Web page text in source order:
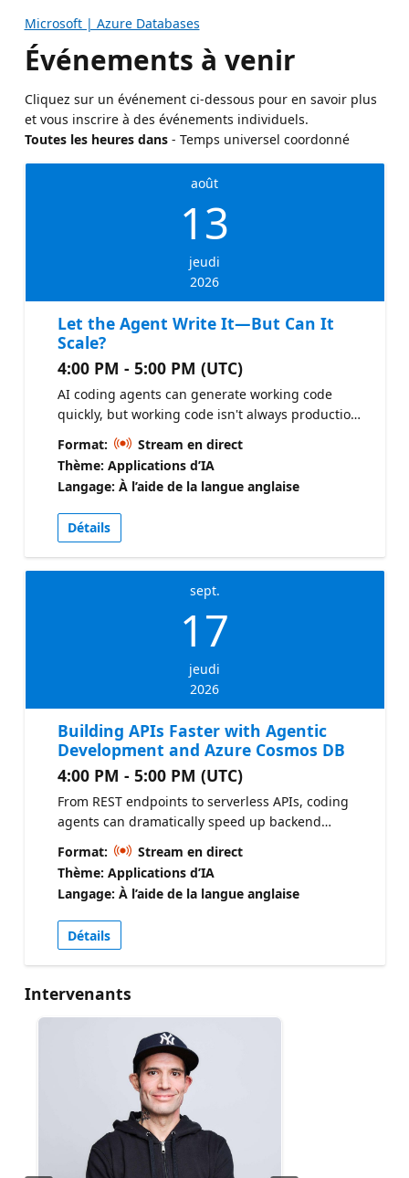
Microsoft | Azure Databases
Événements à venir
Cliquez sur un événement ci-dessous pour en savoir plus
et vous inscrire à des événements individuels.
Toutes les heures dans - Temps universel coordonné
août
13
jeudi
2026
Let the Agent Write It—But Can It
Scale?
4:00 PM - 5:00 PM (UTC)
AI coding agents can generate working code
quickly, but working code isn't always production-
ready code. This session focuses on reviewing
agent-generated Azure Cosmos DB code for
scalability, RU efficiency, indexing strategy, and
long-term maintainability. Check out the
CosmosDB Agent Kit Azure Cosmos DB Design
Pattern Samples Azure Cosmos DB Agent Kit for
AI coding assistants
Format:
Stream en direct
Thème: Applications d’IA
Langage: À l’aide de la langue anglaise
Détails
sept.
17
jeudi
2026
Building APIs Faster with Agentic
Development and Azure Cosmos DB
4:00 PM - 5:00 PM (UTC)
From REST endpoints to serverless APIs, coding
agents can dramatically speed up backend
development. This session demonstrates how to
use an agent to scaffold APIs, integrate Azure
Cosmos DB SDKs, implement CRUD operations,
and refine the architecture for real-world use.
Check out the CosmosDB Agent Kit Azure Cosmos
DB Agent Kit for AI coding assistants
Format:
Stream en direct
Thème: Applications d’IA
Langage: À l’aide de la langue anglaise
Détails
Intervenants